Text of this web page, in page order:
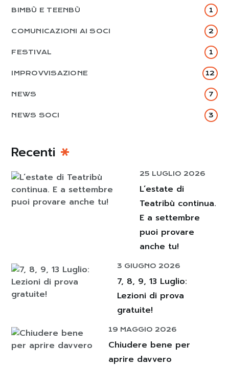
BIMBÙ E TEENBÙ 1
COMUNICAZIONI AI SOCI 2
FESTIVAL 1
IMPROVVISAZIONE 12
NEWS 7
NEWS SOCI 3
Recenti
25 LUGLIO 2026
L’estate di
Teatribù continua.
E a settembre
puoi provare
anche tu!
3 GIUGNO 2026
7, 8, 9, 13 Luglio:
Lezioni di prova
gratuite!
19 MAGGIO 2026
Chiudere bene per
aprire davvero